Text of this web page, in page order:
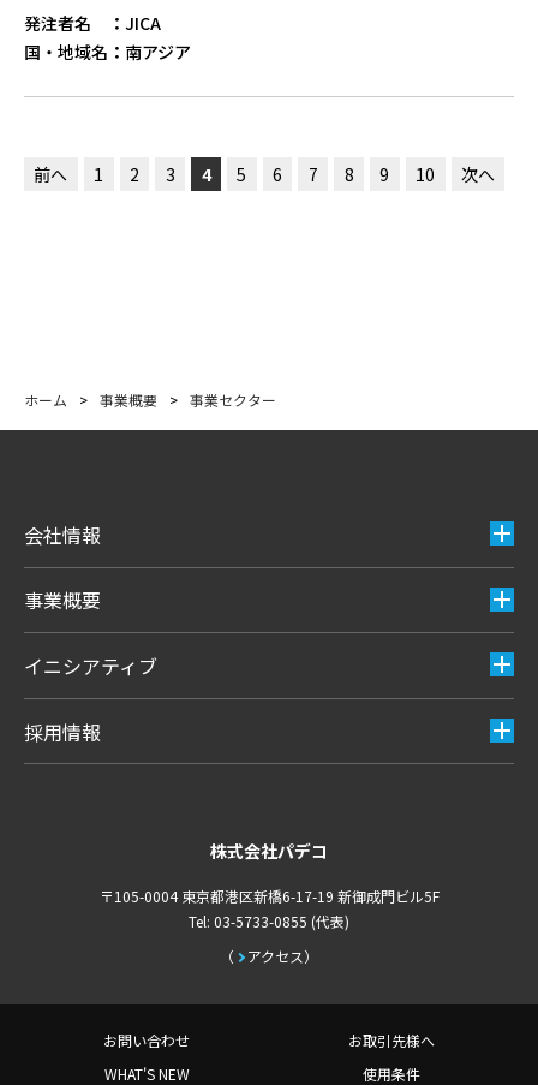
発注者名 ： JICA
国・地域名 ： 南アジア
前へ 1 2 3 4 5 6 7 8 9 10 次へ
ホーム > 事業概要 > 事業セクター
会社情報
事業概要
イニシアティブ
採用情報
株式会社パデコ
〒105-0004 東京都港区新橋6-17-19 新御成門ビル5F
アクセス
Tel: 03-5733-0855 (代表)
お問い合わせ
お取引先様へ
WHAT'S NEW
使用条件